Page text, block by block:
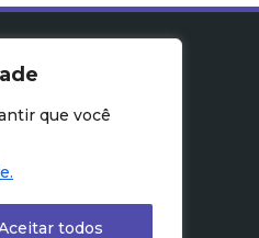
que você
todos